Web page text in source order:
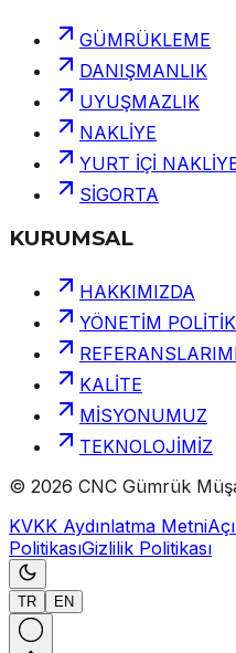
GÜMRÜKLEME
DANIŞMANLIK
UYUŞMAZLIK
NAKLİYE
YURT İÇİ
SİGORTA
KURUMSAL
HAKKIMIZDA
YÖNETİM
KALİTE
MİSYONUMUZ
TEKNOLOJİMİZ
© 2026 CNC Gümrük
KVKK Aydınlatma Metni
PolitikasıGizlilik Politikası
TR EN